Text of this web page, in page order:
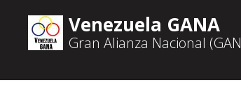
Venezuela GANA
Gran Alianza Nacional